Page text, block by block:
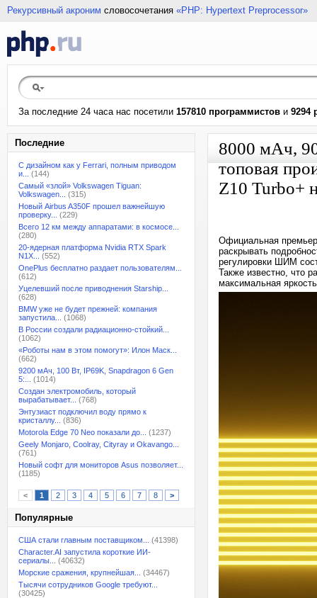
Рекурсивный акроним словосочетания «PHP: Hypertext Preprocessor»
За последние 24 часа нас посетили 157810 программистов и 9294
Последние
С дизайном как у Ferrari, полным приводом
и...
(144)
Самый «злой» Volkswagen Tiguan:
Volkswagen...
(315)
Новый Airbus A350F прошел важнейшую
проверку...
(229)
Всего 12 км между аппаратами: в космосе...
(280)
20-ядерная платформа Nvidia RTX Spark
N1X...
(552)
OnePlus бесплатно раздает пользователям...
(612)
Уцелевший после приводнения Starship...
(628)
BMW уже не будет прежней: компания
запустила...
(1068)
В России создали радиационно-стойкий...
(1062)
«Роботы нам в этом помогут»: Илон Маск...
(662)
9200 мАч, 100 Вт, IP69K, Snapdragon 6 Gen
5:...
(1014)
Создан электромобиль, который
вырабатывает...
(768)
Энтузиаст подключил воду прямо к
кристаллу...
(836)
Motorola Edge 70 Neo показали до...
(1237)
Geely Monjaro, Coolray, Cityray и Okavango...
(761)
Новый софт для мониторов Asus позволяет...
(1185)
< 1 2 3 4 5 6 7 8 >
Популярные
США стали главным поставщиком...
(41398)
Character.AI запустила короткие ИИ-
сериалы...
(40632)
Морские сражения, крупнейшая...
(34467)
Тысячи сотрудников Google требуют...
(30425)
8000 мАч,
топовая
Z10 Turbo+
Официальная
раскрывать
регулировки ШИМ
Также известно, что
максимальная